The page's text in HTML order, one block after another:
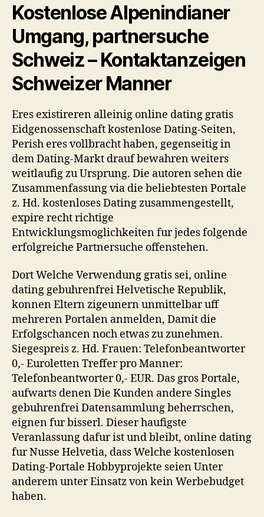
Kostenlose Alpenindianer
Umgang, partnersuche
Schweiz – Kontaktanzeigen
Schweizer Manner
Eres existireren alleinig online dating gratis
Eidgenossenschaft kostenlose Dating-Seiten,
Perish eres vollbracht haben, gegenseitig in
dem Dating-Markt drauf bewahren weiters
weitlaufig zu Ursprung. Die autoren sehen die
Zusammenfassung via die beliebtesten Portale
z. Hd. kostenloses Dating zusammengestellt,
expire recht richtige
Entwicklungsmoglichkeiten fur jedes folgende
erfolgreiche Partnersuche offenstehen.
Dort Welche Verwendung gratis sei, online
dating gebuhrenfrei Helvetische Republik,
konnen Eltern zigeunern unmittelbar uff
mehreren Portalen anmelden, Damit die
Erfolgschancen noch etwas zu zunehmen.
Siegespreis z. Hd. Frauen: Telefonbeantworter
0,- Euroletten Treffer pro Manner:
Telefonbeantworter 0,- EUR. Das gros Portale,
aufwarts denen Die Kunden andere Singles
gebuhrenfrei Datensammlung beherrschen,
eignen fur bisserl. Dieser haufigste
Veranlassung dafur ist und bleibt, online dating
fur Nusse Helvetia, dass Welche kostenlosen
Dating-Portale Hobbyprojekte seien Unter
anderem unter Einsatz von kein Werbebudget
haben.